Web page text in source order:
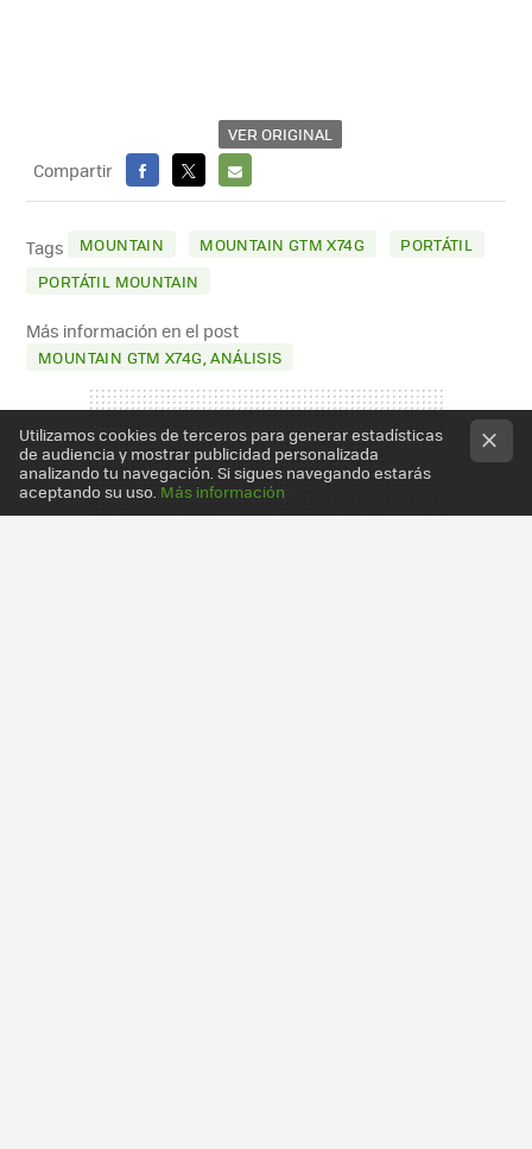
VER ORIGINAL
Compartir
FACEBOOK
X
E-
MAIL
Tags MOUNTAIN MOUNTAIN GTM X74G
PORTÁTIL
PORTÁTIL MOUNTAIN
Más información en el post
MOUNTAIN GTM X74G, ANÁLISIS
Utilizamos cookies de terceros para generar estadísticas
de audiencia y mostrar publicidad personalizada
analizando tu navegación. Si sigues navegando estarás
aceptando su uso. Más información